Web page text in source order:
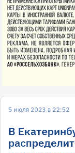
5 июля 2023 в 22:52
В